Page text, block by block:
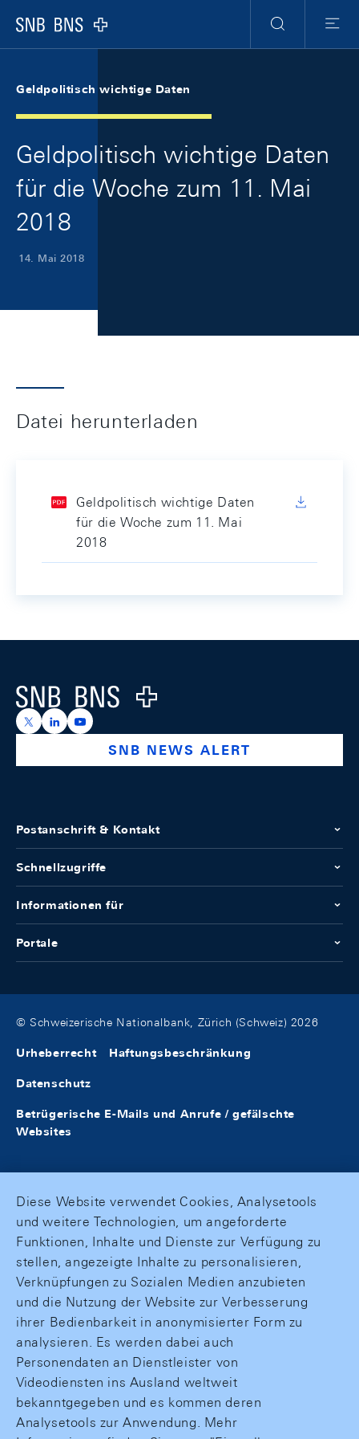
Logo
Suche
Menu
Geldpolitisch wichtige Daten
Geldpolitisch wichtige Daten
für die Woche zum 11. Mai
2018
14. Mai 2018
Datei herunterladen
Geldpolitisch wichtige Daten
für die Woche zum 11. Mai
2018
Logo
https://x.com/snb_bns
https://ch.linkedin.com/company/swiss-national-
https://www.youtube.com/@swissnationalbank
SNB NEWS ALERT
Postanschrift & Kontakt
Schnellzugriffe
Informationen für
Portale
© Schweizerische Nationalbank, Zürich (Schweiz) 2026
Urheberrecht Haftungsbeschränkung
Datenschutz
Betrügerische E-Mails und Anrufe / gefälschte
Websites
Diese Website verwendet Cookies, Analysetools
und weitere Technologien, um angeforderte
Funktionen, Inhalte und Dienste zur Verfügung zu
stellen, angezeigte Inhalte zu personalisieren,
Verknüpfungen zu Sozialen Medien anzubieten
und die Nutzung der Website zur Verbesserung
ihrer Bedienbarkeit in anonymisierter Form zu
analysieren. Es werden dabei auch
Personendaten an Dienstleister von
Videodiensten ins Ausland weltweit
bekanntgegeben und es kommen deren
Analysetools zur Anwendung. Mehr